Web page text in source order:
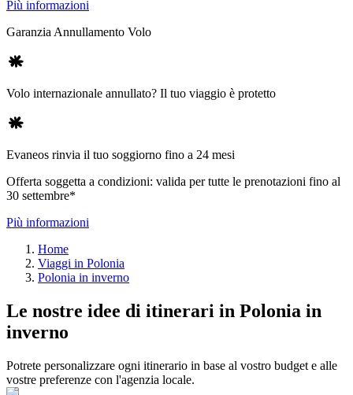
Più informazioni
Garanzia Annullamento Volo
Volo internazionale annullato? Il tuo viaggio è protetto
Evaneos rinvia il tuo soggiorno fino a 24 mesi
Offerta soggetta a condizioni: valida per tutte le prenotazioni fino al
30 settembre*
Più informazioni
Home
Viaggi in Polonia
Polonia in inverno
Le nostre idee di itinerari in Polonia in
inverno
Potrete personalizzare ogni itinerario in base al vostro budget e alle
vostre preferenze con l'agenzia locale.